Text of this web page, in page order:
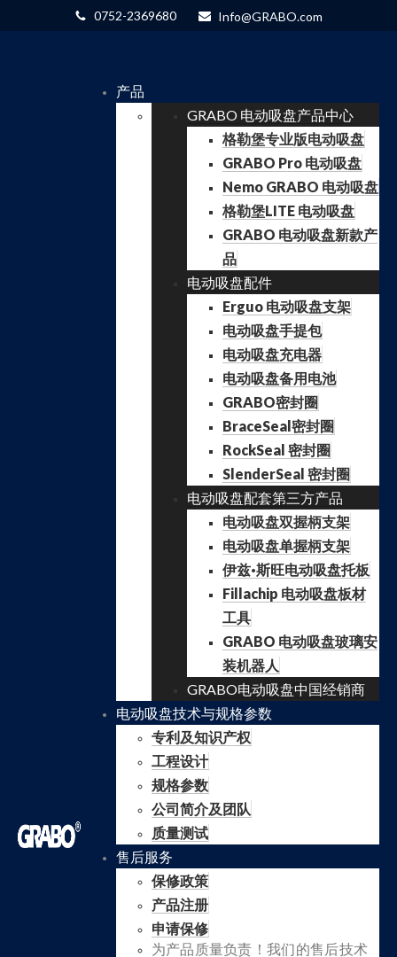
0752-2369680 Info@GRABO.com
产品
GRABO 电动吸盘产品中心
格勒堡专业版电动吸盘
GRABO Pro 电动吸盘
Nemo GRABO 电动吸盘
格勒堡LITE 电动吸盘
GRABO 电动吸盘新款产
品
电动吸盘配件
Erguo 电动吸盘支架
电动吸盘手提包
电动吸盘充电器
电动吸盘备用电池
GRABO密封圈
BraceSeal密封圈
RockSeal 密封圈
SlenderSeal 密封圈
电动吸盘配套第三方产品
电动吸盘双握柄支架
电动吸盘单握柄支架
伊兹·斯旺电动吸盘托板
Fillachip 电动吸盘板材
工具
GRABO 电动吸盘玻璃安
装机器人
GRABO电动吸盘中国经销商
电动吸盘技术与规格参数
专利及知识产权
工程设计
规格参数
公司简介及团队
质量测试
售后服务
保修政策
产品注册
申请保修
为产品质量负责！我们的售后技术